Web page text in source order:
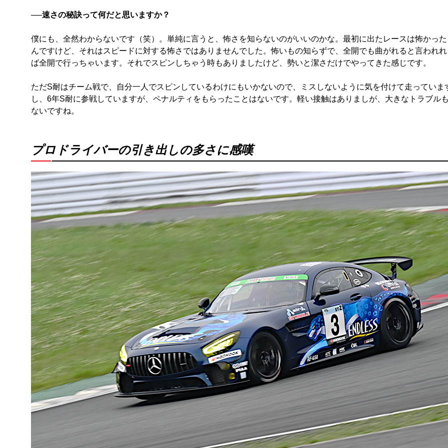
──速さの秘訣って何だと思いますか？
僕にも、全然わからないです（笑）。単純に言うと、怖さを知らないのがいいのかな。最初に出たレースは怖かった
んですけど、それはスピードに対する怖さではありませんでした。怖いもの知らずで、全開でも曲がれると言われれ
ば全開で行っちゃいます。それでスピンしちゃう時もありましたけど、勢いと潔さだけでやってきた感じです。
ただS耐はチーム戦で、自分一人でスピンしているわけにもいかないので、ミスしないように気を付けて走っていま
し、6年S耐に参戦していますが、ペナルティをもらったことはないです。軽い接触はありましが、大きなトラブル
ないですね。
プロドライバーの引き出しの多さに感嘆